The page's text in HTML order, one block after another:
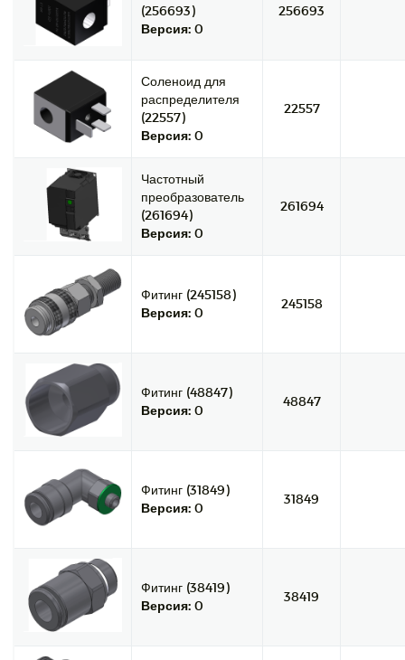
(256693)
Версия: 0
256693
Соленоид для
распределителя
(22557)
Версия: 0
22557
Частотный
преобразователь
(261694)
Версия: 0
261694
Фитинг (245158)
Версия: 0
245158
Фитинг (48847)
Версия: 0
48847
Фитинг (31849)
Версия: 0
31849
Фитинг (38419)
Версия: 0
38419